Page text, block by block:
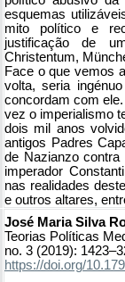
esquemas
mito político e
justificação de
Christentum,
Face o que vemos
volta, seria
concordam com
vez o imperialismo
dois mil anos
antigos Padres
de Nazianzo
imperador
nas realidades
e outros altares,
José Maria Silva
Teorias Políticas
no. 3 (2019):
https://doi.org/